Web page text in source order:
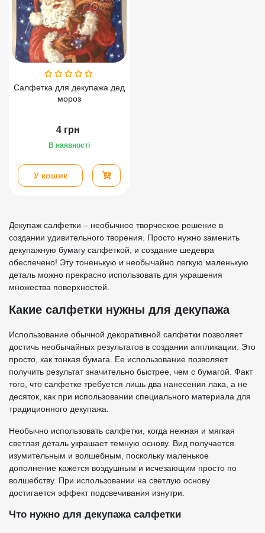
Салфетка для декупажа дед
мороз
4 грн
В наявності
У кошик
Декупаж салфетки – необычное творческое решение в
создании удивительного творения. Просто нужно заменить
декупажную бумагу салфеткой, и создание шедевра
обеспечено! Эту тоненькую и необычайно легкую маленькую
деталь можно прекрасно использовать для украшения
множества поверхностей.
Какие салфетки нужны для декупажа
Использование обычной декоративной салфетки позволяет
достичь необычайных результатов в создании аппликации. Это
просто, как тонкая бумага. Ее использование позволяет
получить результат значительно быстрее, чем с бумагой. Факт
того, что салфетке требуется лишь два нанесения лака, а не
десяток, как при использовании специального материала для
традиционного декупажа.
Необычно использовать салфетки, когда нежная и мягкая
светлая деталь украшает темную основу. Вид получается
изумительным и волшебным, поскольку маленькое
дополнение кажется воздушным и исчезающим просто по
волшебству. При использовании на светлую основу
достигается эффект подсвечивания изнутри.
Что нужно для декупажа салфетки